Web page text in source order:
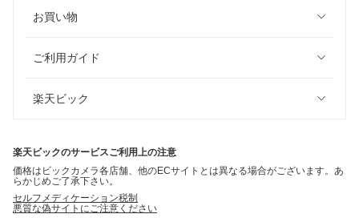
お買い物
ご利用ガイド
楽天ビック
楽天ビックのサービスご利用上の注意
価格はビックカメラ各店舗、他のECサイトとは異なる場合がございます。あ
らかじめご了承下さい。
セルフメディケーション税制
悪質な偽サイトにご注意ください